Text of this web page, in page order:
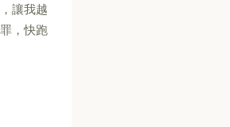
讓我越
，快跑